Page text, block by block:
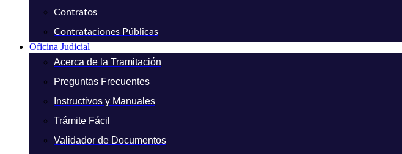
Contratos
Contrataciones Públicas
Oficina Judicial
Acerca de la Tramitación
Preguntas Frecuentes
Instructivos y Manuales
Trámite Fácil
Validador de Documentos